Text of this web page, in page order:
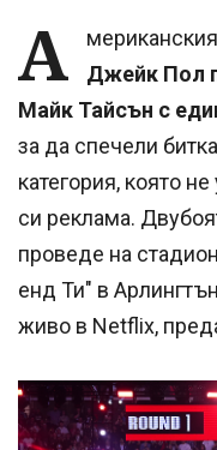
А
Джейк Пол
Майк Тайсън с
за да спечели
категория, която
си реклама.
проведе на
енд Ти" в
живо в Netflix,